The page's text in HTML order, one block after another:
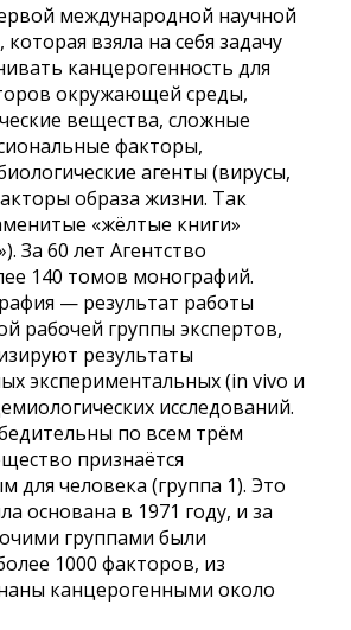
международной научной
взяла на себя задачу
канцерогенность для
окружающей среды,
вещества, сложные
факторы,
агенты (вирусы,
образа жизни. Так
«жёлтые книги»
За 60 лет Агентство
140 томов монографий.
— результат работы
рабочей группы экспертов,
результаты
экспериментальных (in vivo и
исследований.
по всем трём
признаётся
для человека (группа 1). Это
основана в 1971 году, и за
группами были
1000 факторов, из
канцерогенными около